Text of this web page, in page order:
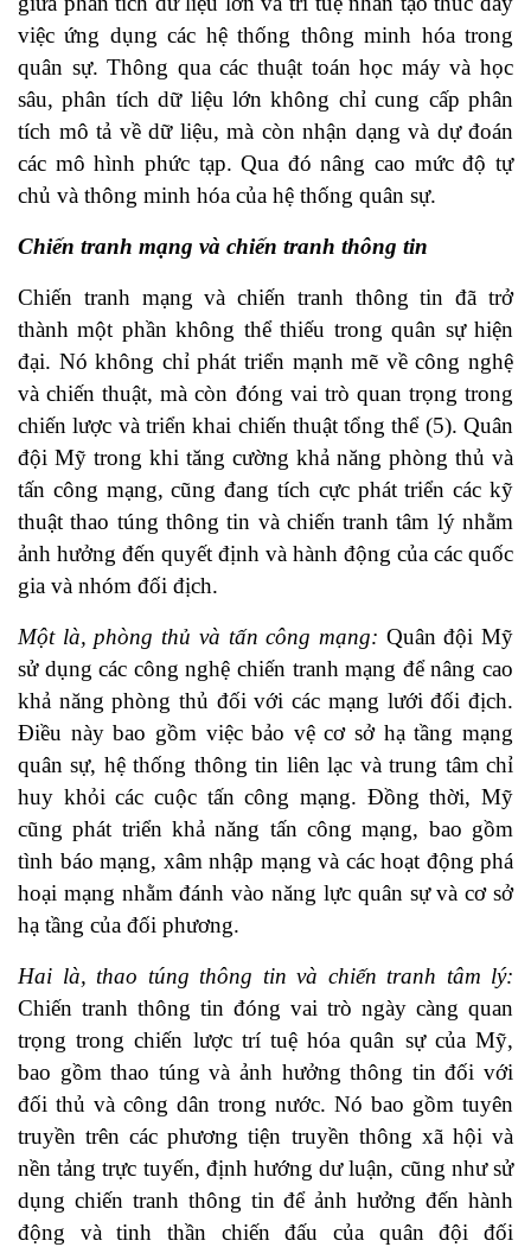
việc ứng dụng các hệ thống thông minh hóa trong
quân sự. Thông qua các thuật toán học máy và học
sâu, phân tích dữ liệu lớn không chỉ cung cấp phân
tích mô tả về dữ liệu, mà còn nhận dạng và dự đoán
các mô hình phức tạp. Qua đó nâng cao mức độ tự
chủ và thông minh hóa của hệ thống quân sự.
Chiến tranh mạng và chiến tranh thông tin
Chiến tranh mạng và chiến tranh thông tin đã trở
thành một phần không thể thiếu trong quân sự hiện
đại. Nó không chỉ phát triển mạnh mẽ về công nghệ
và chiến thuật, mà còn đóng vai trò quan trọng trong
chiến lược và triển khai chiến thuật tổng thể (5). Quân
đội Mỹ trong khi tăng cường khả năng phòng thủ và
tấn công mạng, cũng đang tích cực phát triển các kỹ
thuật thao túng thông tin và chiến tranh tâm lý nhằm
ảnh hưởng đến quyết định và hành động của các quốc
gia và nhóm đối địch.
Một là, phòng thủ và tấn công mạng: Quân đội Mỹ
sử dụng các công nghệ chiến tranh mạng để nâng cao
khả năng phòng thủ đối với các mạng lưới đối địch.
Điều này bao gồm việc bảo vệ cơ sở hạ tầng mạng
quân sự, hệ thống thông tin liên lạc và trung tâm chỉ
huy khỏi các cuộc tấn công mạng. Đồng thời, Mỹ
cũng phát triển khả năng tấn công mạng, bao gồm
tình báo mạng, xâm nhập mạng và các hoạt động phá
hoại mạng nhằm đánh vào năng lực quân sự và cơ sở
hạ tầng của đối phương.
Hai là, thao túng thông tin và chiến tranh tâm lý:
Chiến tranh thông tin đóng vai trò ngày càng quan
trọng trong chiến lược trí tuệ hóa quân sự của Mỹ,
bao gồm thao túng và ảnh hưởng thông tin đối với
đối thủ và công dân trong nước. Nó bao gồm tuyên
truyền trên các phương tiện truyền thông xã hội và
nền tảng trực tuyến, định hướng dư luận, cũng như sử
dụng chiến tranh thông tin để ảnh hưởng đến hành
động và tinh thần chiến đấu của quân đội đối